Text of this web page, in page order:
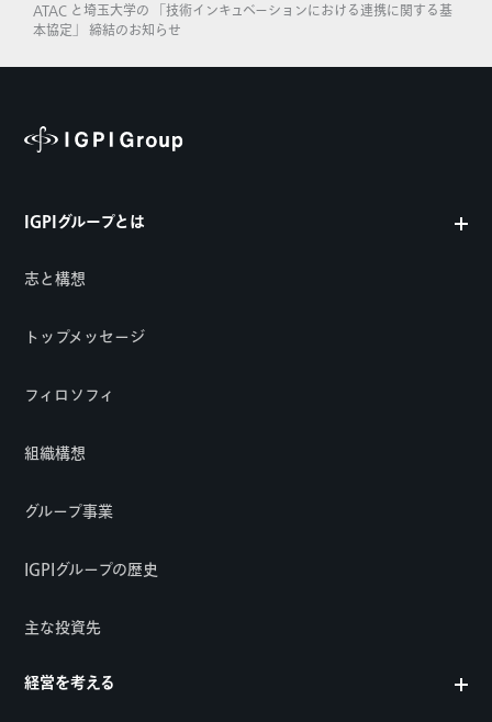
ATAC と埼玉大学の 「技術インキュベーションにおける連携に関する基
本協定」 締結のお知らせ
IGPIグループとは
志と構想
トップメッセージ
フィロソフィ
組織構想
グループ事業
IGPIグループの歴史
主な投資先
経営を考える